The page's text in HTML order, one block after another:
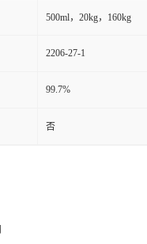
500ml，20kg，160kg
2206-27-1
99.7%
否